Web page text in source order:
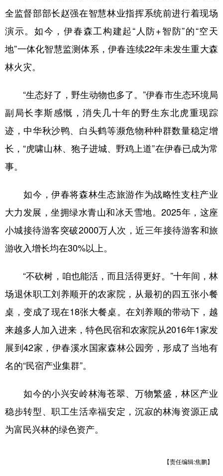
全监督部部长赵强在智慧林业指挥系统前进行着现场
演示。如今，伊春森工构建起“人防+智防”的“空天
地”一体化智慧监测体系，伊春连续22年未发生重大森
林火灾。
“生态好了，野生动物也多了。”伊春市生态环境局
副局长李斯感慨，消失几十年的野生东北虎重现踪
迹，中华秋沙鸭、白头鹤等濒危物种种群数量稳定增
长，“虎啸山林、狍子进城、野鸡上道”在伊春已成为常
事。
如今，伊春将森林生态旅游作为战略性支柱产业
大力发展，坐拥绿水青山和冰天雪地。2025年，这座
小城接待游客突破2000万人次，近三年接待游客和旅
游收入增长均在30%以上。
“不砍树，咱也能活，而且活得更好。”十年间，林
场退休职工刘养顺开的农家院，从最初的四五张小餐
桌，变成了现在18张大餐桌。在刘养顺的带动下，越
来越多人加入进来，特色民宿和农家院从2016年1家发
展到42家，伊春溪水国家森林公园旁，形成了当地有
名的“民宿产业集群”。
如今的小兴安岭林海苍翠、万物繁盛，林区产业
稳步转型、职工生活幸福安定，沉寂的林海资源正成
为富民兴林的绿色资产。
【责任编辑:焦鹏】